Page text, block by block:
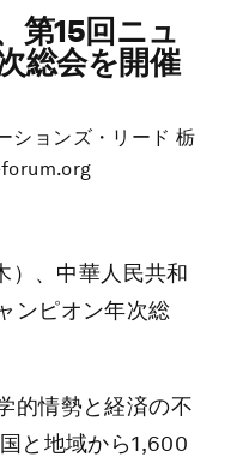
第15回ニュ
総会を開催
ションズ・リード 栃
）、中華人民共和
ンピオン年次総
的情勢と経済の不
と地域から1,600